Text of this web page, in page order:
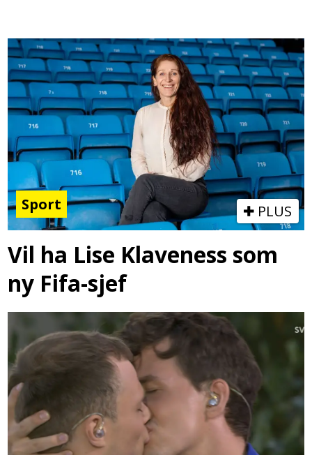
Sport PLUS
Vil ha Lise Klaveness som
ny Fifa-sjef